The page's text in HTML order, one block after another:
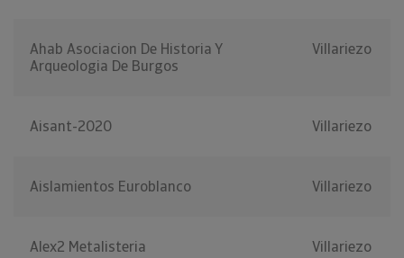
Ahab Asociacion De Historia Y
Arqueologia De Burgos
Villariezo
Aisant-2020 Villariezo
Aislamientos Euroblanco Villariezo
Alex2 Metalisteria Villariezo